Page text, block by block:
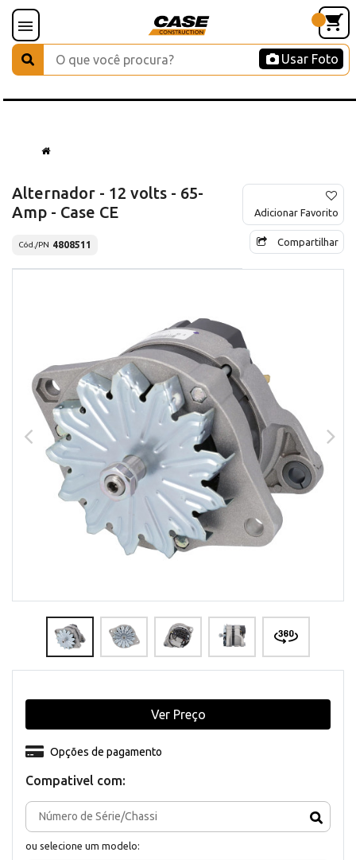
Usar Foto
Alternador - 12 volts - 65-
Amp - Case CE
Cód./PN 4808511
Adicionar Favorito
Compartilhar
Compativel com:
ou selecione um modelo:
Opções de pagamento
Ver Preço